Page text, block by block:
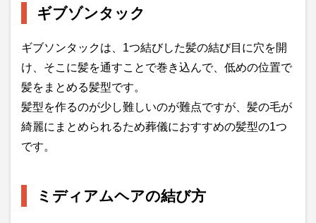
ギブゾンタック
ギブソンタックは、1つ結びした髪の結び目に穴を開
け、そこに髪を通すことで巻き込んで、低めの位置で
髪をまとめる髪型です。
髪型を作るのが少し難しいのが難点ですが、髪の毛が
綺麗にまとめられるため葬儀におすすめの髪型の1つ
です。
ミディアムヘアの結び方